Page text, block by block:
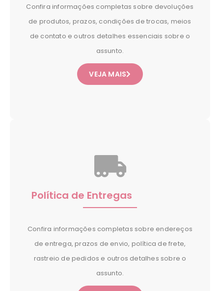
Confira informações completas sobre devoluções
de produtos, prazos, condições de trocas, meios
de contato e outros detalhes essenciais sobre o
assunto.
VEJA MAIS
Política de Entregas
Confira informações completas sobre endereços
de entrega, prazos de envio, política de frete,
rastreio de pedidos e outros detalhes sobre o
assunto.